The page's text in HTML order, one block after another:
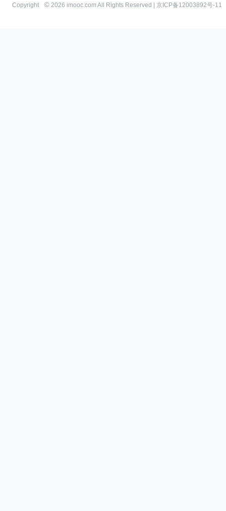
Copyright 2026 imooc.com All Rights Reserved | 京ICP备12003892号-11